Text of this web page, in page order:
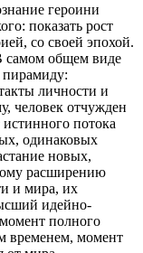
героини
показать рост
со своей эпохой.
самом общем виде
пирамиду:
личности и
человек отчужден
потока
одинаковых
новых,
расширению
и мира, их
идейно-
полного
временем, момент